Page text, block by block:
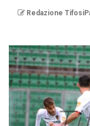
Redazione